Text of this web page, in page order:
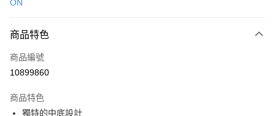
Apple Pay
悠遊付
7-11取貨(快速到店)
ON
商品特色
商品編號
10899860
商品特色
獨特的中底設計